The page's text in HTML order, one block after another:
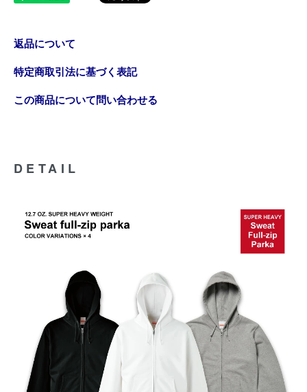
返品について
特定商取引法に基づく表記
この商品について問い合わせる
DETAIL